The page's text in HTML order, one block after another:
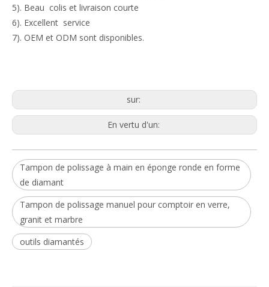
5). Beau colis et livraison courte
6). Excellent service
7). OEM et ODM sont disponibles.
sur:
En vertu d'un:
Tampon de polissage à main en éponge ronde en forme
de diamant
Tampon de polissage manuel pour comptoir en verre,
granit et marbre
outils diamantés